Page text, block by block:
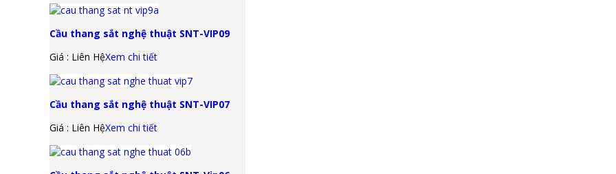
Cầu thang sắt nghệ thuật SNT-VIP09
Giá : Liên HệXem chi tiết
Cầu thang sắt nghệ thuật SNT-VIP07
Giá : Liên HệXem chi tiết